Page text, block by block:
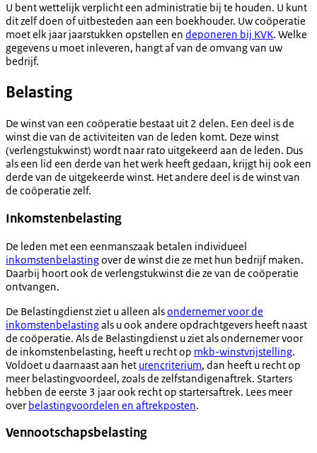
U bent wettelijk verplicht een administratie bij te houden. U kunt
dit zelf doen of uitbesteden aan een boekhouder. Uw coöperatie
moet elk jaar jaarstukken opstellen en deponeren bij KVK. Welke
gegevens u moet inleveren, hangt af van de omvang van uw
bedrijf.
Belasting
De winst van een coöperatie bestaat uit 2 delen. Een deel is de
winst die van de activiteiten van de leden komt. Deze winst
(verlengstukwinst) wordt naar rato uitgekeerd aan de leden. Dus
als een lid een derde van het werk heeft gedaan, krijgt hij ook een
derde van de uitgekeerde winst. Het andere deel is de winst van
de coöperatie zelf.
Inkomstenbelasting
De leden met een eenmanszaak betalen individueel
inkomstenbelastingover de winst die ze met hun bedrijf maken.
Daarbij hoort ook de verlengstukwinst die ze van de coöperatie
ontvangen.
De Belastingdienst ziet u alleen alsondernemer voor de
inkomstenbelastingals u ook andere opdrachtgevers heeft naast
de coöperatie. Als de Belastingdienst u ziet als ondernemer voor
de inkomstenbelasting, heeft u recht op mkb-winstvrijstelling.
Voldoet u daarnaast aan het urencriterium, dan heeft u recht op
meer belastingvoordeel, zoals de zelfstandigenaftrek. Starters
hebben de eerste 3 jaar ook recht op startersaftrek. Lees meer
over belastingvoordelen en aftrekposten.
Vennootschapsbelasting